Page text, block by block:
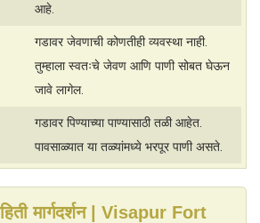
आहे.
गडावर जेवणाची कोणतीही व्यवस्था नाही.
तुम्हाला स्वतःचे जेवण आणि पाणी सोबत घेऊन
जावे लागेल.
गडावर पिण्याच्या पाण्यासाठी तळी आहेत.
पावसाळ्यात या तळ्यांमध्ये भरपूर पाणी असते.
मार्गदर्शन | Visapur Fort